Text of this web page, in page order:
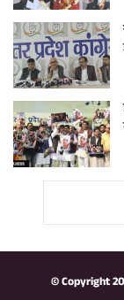
© Copyright